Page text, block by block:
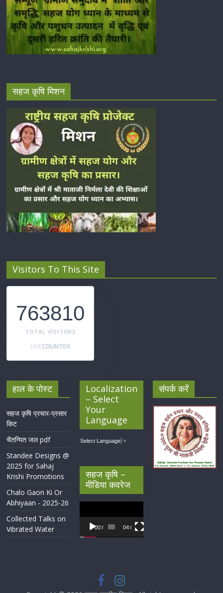
सहज कृषि मिशन
Visitors To This Site
763810
TOTAL VISITORS
हाल के पोस्ट
सहज कृषि प्रचार-प्रसार
किट
चैतन्यित जल pdf
Standee Designs @
2025 for Sahaj
Krishi Promotions
Chalo Gaon Ki Or
Abhiyaan - 2025-26
Collected Talks on
Vibrated Water
Localization
– Select
Your
Language
Select Language ▼
सहज कृषि –
मीडिया कवरेज
Player
00:00 04:07
संपर्क करें